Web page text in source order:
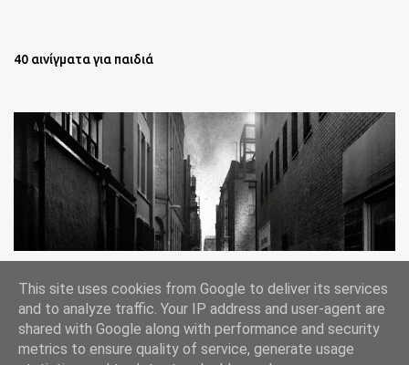
40 αινίγματα για παιδιά
Lee Jeffries
This site uses cookies from Google to deliver its services
and to analyze traffic. Your IP address and user-agent are
shared with Google along with performance and security
metrics to ensure quality of service, generate usage